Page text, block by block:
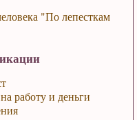
"По лепесткам
работу и деньги